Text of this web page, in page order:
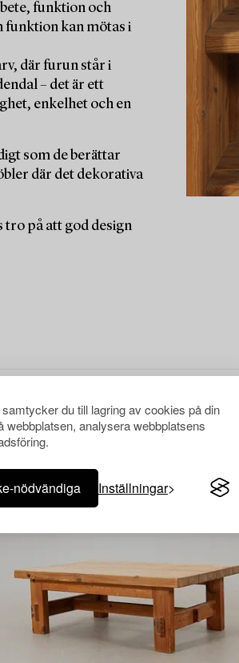
du till lagring av cookies på din
webbplatsen, analysera webbplatsens
nödvändiga Inställningar
funktion och
funktion kan mötas i
där furun står i
– det är ett
enkelhet och en
som de berättar
där det dekorativa
tro på att god design